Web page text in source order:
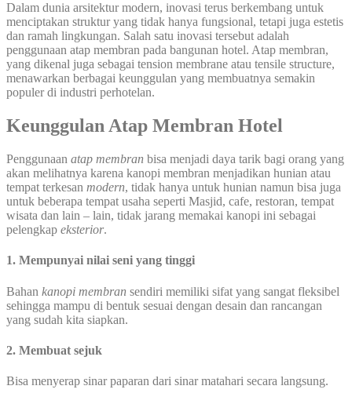
Dalam dunia arsitektur modern, inovasi terus berkembang untuk
menciptakan struktur yang tidak hanya fungsional, tetapi juga estetis
dan ramah lingkungan. Salah satu inovasi tersebut adalah
penggunaan atap membran pada bangunan hotel. Atap membran,
yang dikenal juga sebagai tension membrane atau tensile structure,
menawarkan berbagai keunggulan yang membuatnya semakin
populer di industri perhotelan.
Keunggulan Atap Membran Hotel
Penggunaan atap membran bisa menjadi daya tarik bagi orang yang
akan melihatnya karena kanopi membran menjadikan hunian atau
tempat terkesan modern, tidak hanya untuk hunian namun bisa juga
untuk beberapa tempat usaha seperti Masjid, cafe, restoran, tempat
wisata dan lain – lain, tidak jarang memakai kanopi ini sebagai
pelengkap eksterior.
1. Mempunyai nilai seni yang tinggi
Bahan kanopi membran sendiri memiliki sifat yang sangat fleksibel
sehingga mampu di bentuk sesuai dengan desain dan rancangan
yang sudah kita siapkan.
2. Membuat sejuk
Bisa menyerap sinar paparan dari sinar matahari secara langsung.